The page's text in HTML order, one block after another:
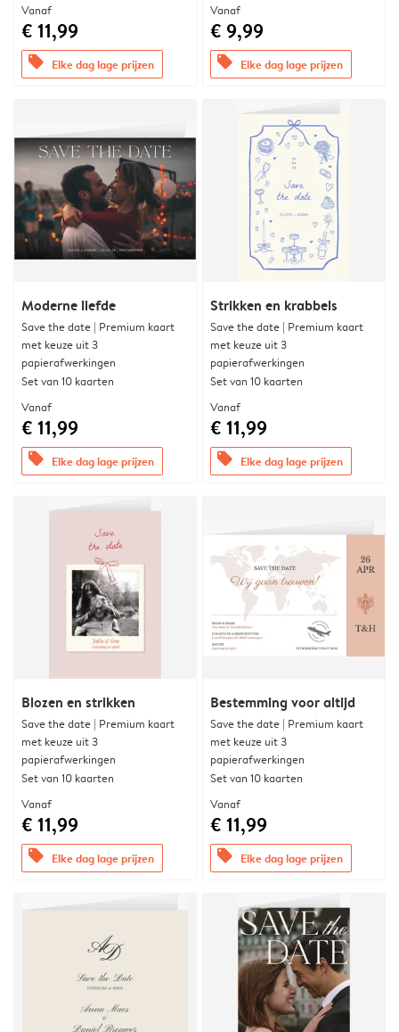
Vanaf
€ 11,99
offers Elke dag lage prijzen
Vanaf
€ 9,99
offers Elke dag lage prijzen
Moderne liefde
Save the date | Premium kaart
met keuze uit 3
papierafwerkingen
Set van 10 kaarten
Vanaf
€ 11,99
offers Elke dag lage prijzen
Strikken en krabbels
Save the date | Premium kaart
met keuze uit 3
papierafwerkingen
Set van 10 kaarten
Vanaf
€ 11,99
offers Elke dag lage prijzen
Blozen en strikken
Save the date | Premium kaart
met keuze uit 3
papierafwerkingen
Set van 10 kaarten
Vanaf
€ 11,99
offers Elke dag lage prijzen
Bestemming voor altijd
Save the date | Premium kaart
met keuze uit 3
papierafwerkingen
Set van 10 kaarten
Vanaf
€ 11,99
offers Elke dag lage prijzen